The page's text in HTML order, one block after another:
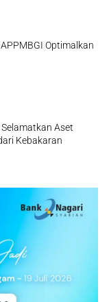
Optimalkan
Aset
Kebakaran